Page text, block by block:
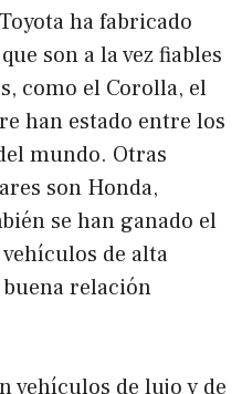
ha fabricado
son a la vez fiables
como el Corolla, el
han estado entre los
mundo. Otras
son Honda,
se han ganado el
de alta
relación
vehículos de lujo y de